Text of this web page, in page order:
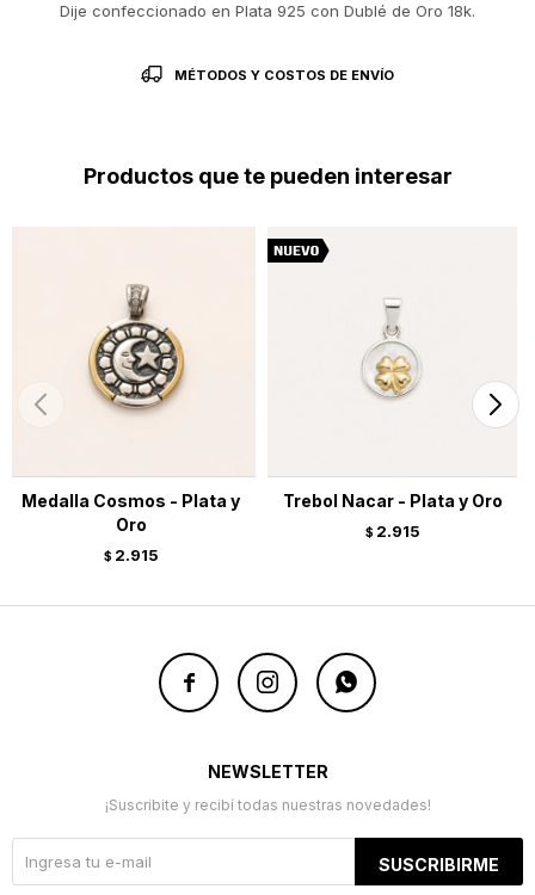
Dije confeccionado en Plata 925 con Dublé de Oro 18k.
MÉTODOS Y COSTOS DE ENVÍO
Productos que te pueden interesar
Medalla Cosmos - Plata y
Oro
$ 2.915
Trebol Nacar - Plata y Oro
$ 2.915
  
NEWSLETTER
¡Suscribite y recibí todas nuestras novedades!
SUSCRIBIRME